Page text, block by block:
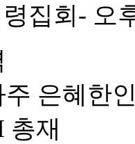
집회- 오
주 은혜한
총재